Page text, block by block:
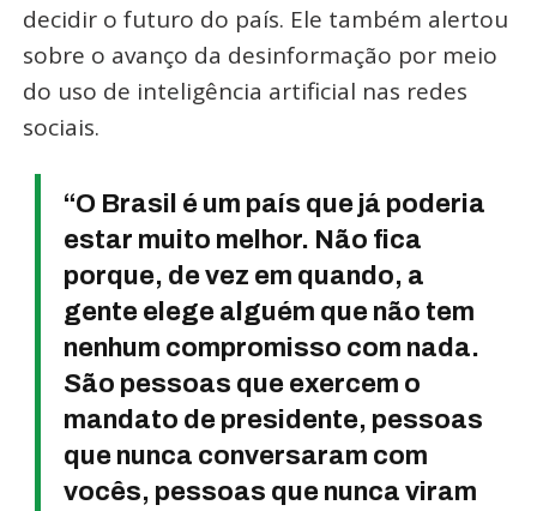
decidir o futuro do país. Ele também alertou
sobre o avanço da desinformação por meio
do uso de inteligência artificial nas redes
sociais.
“O Brasil é um país que já poderia
estar muito melhor. Não fica
porque, de vez em quando, a
gente elege alguém que não tem
nenhum compromisso com nada.
São pessoas que exercem o
mandato de presidente, pessoas
que nunca conversaram com
vocês, pessoas que nunca viram